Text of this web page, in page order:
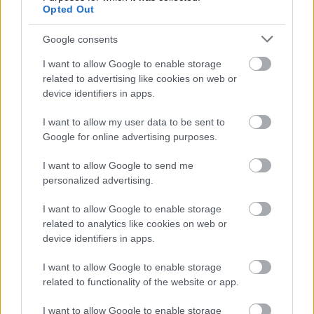
Opted Out
Google consents
I want to allow Google to enable storage
related to advertising like cookies on web or
device identifiers in apps.
I want to allow my user data to be sent to
Google for online advertising purposes.
I want to allow Google to send me
personalized advertising.
I want to allow Google to enable storage
related to analytics like cookies on web or
device identifiers in apps.
I want to allow Google to enable storage
related to functionality of the website or app.
I want to allow Google to enable storage
Hírlevél feliratkozás
Adja meg keresztnevét:
Adja
meg e-mail címét:
Megismertem és elfogadom a
Nem szeretne lemaradni semmiről? Csak egy kattintás, és hírlevelünk a
legfrissebb információkkal és exkluzív tartalmakkal hétről hétre
A SZOL24 legfrissebb 24 cikke
Problémák egész Jász-Nagykun-Szolnok megyében: egyre